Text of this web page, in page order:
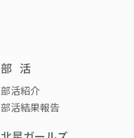
部活
部活紹介
部活結果報告